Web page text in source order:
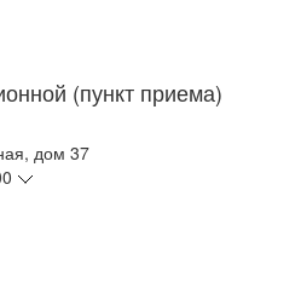
(пункт приема)
дом 37